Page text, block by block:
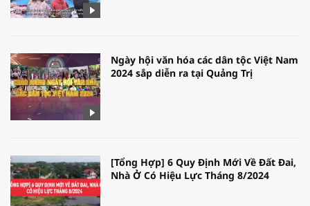
Ngày hội văn hóa các dân tộc Việt Nam
2024 sắp diễn ra tại Quảng Trị
[Tổng Hợp] 6 Quy Định Mới Về Đất Đai,
Nhà Ở Có Hiệu Lực Tháng 8/2024